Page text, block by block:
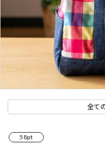
全て
58pt